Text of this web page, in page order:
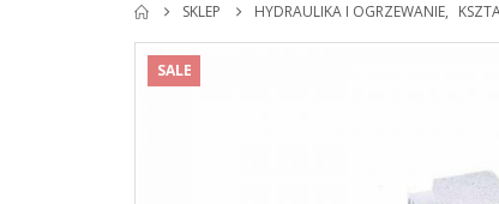
SKLEP HYDRAULIKA I OGRZEWANIE,
SALE